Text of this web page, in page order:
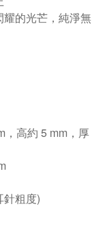
耀的光芒，純淨無
，高約 5 mm ，厚
針粗度)